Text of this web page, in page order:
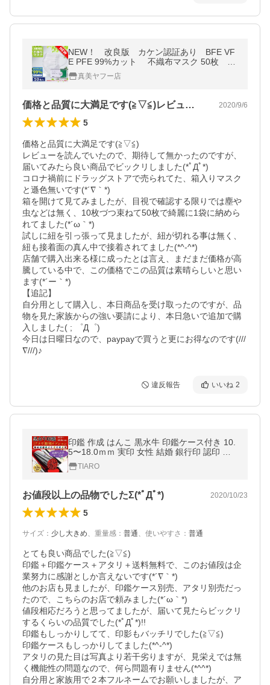
NEW！ 改良版 カケン認証あり BFE VF
E PFE 99%カット 不織布マスク 50枚 4
段プリーツ 三層構造ウィルス対策 普通サ
イズ真美ヤフー店
価格と品質に大満足です(≧▽≦)レビュ… 2020/9/6
5
価格と品質に大満足です(≧▽≦)
レビューを読んでいたので、期待して無かったのですが、
届いてみたら良い商品でビックリしました(*ﾟДﾟ*)
コロナ禍前にドラッグストアで売られてた、箱入りマスク
と遜色無いです(*´∇｀*)
箱を開けて見てみましたが、目視で確認する限りでは塵や
虫などは無く、10枚づつ束ねて50枚で綺麗に1袋に納めら
れてました(*´ω｀*)
試しに紐を引っ張って見ましたが、紐が切れる事は無く、
紐も接着面の真ん中で接着されてました(*^-^*)
店舗で購入出来る様に成ったとは言え、まだまだ価格が高
騰している中で、この価格でこの品質は素晴らしいと思い
ます(*´ー｀*)
【追記】
自分用として購入し、本日商品を受け取ったのですが、品
物を見た家族からの強い要請により、本日急いで追加で購
入しました( ; ゜Д゜)
今日は日曜日なので、paypayで買うと更にお得なのです(///
∇///)♪
違反報告 いいね 2
印鑑 作成 はんこ 黒水牛 印鑑ケース付き 10.
5〜18.0ｍｍ 実印 女性 結婚 銀行印 認印 印
章 男性 子供 印鑑セット アタリ 敬老の日 安
い 送料無料 日常用品
TIARO
お値段以上の品物でしたΣ(*ﾟДﾟ*) 2020/10/23
5
サイズ ： 少し大きめ、 重量感 ： 普通、 使いやすさ ： 普通
とても良い商品でした(≧▽≦)
印鑑＋印鑑ケース＋アタリ＋送料無料で、このお値段は企
業努力に感謝としか言えないです(*´∇｀*)
他のお店も見ましたが、印鑑ケース別売、アタリ別売だっ
たので、こちらのお店で頼みました(*´ω｀*)
値段相応だろうと思ってましたが、届いて見たらビックリ
するくらいの品質でした(*ﾟДﾟ*)!!
印鑑もしっかりしてて、印影もバッチリでした(≧▽≦)
印鑑ケースもしっかりしてました(*^-^*)
アタリの見た目は写真より若干劣りますが、見栄えでは無
く機能性の問題なので、何ら問題有りません(*^^*)
自分用と家族用で２本フルネームでお願いしましたが、ア